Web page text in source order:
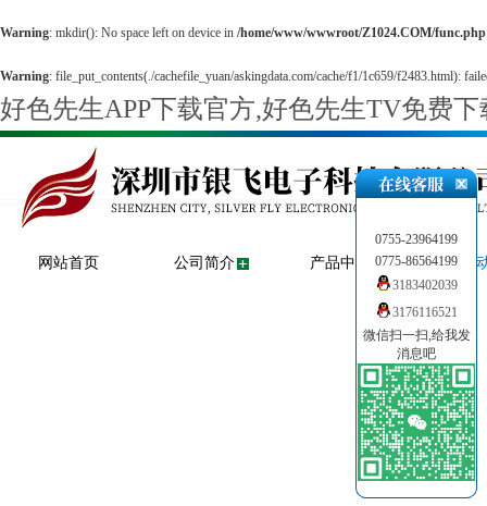
Warning: mkdir(): No space left on device in /home/www/wwwroot/Z1024.COM/func.php
Warning: file_put_contents(./cachefile_yuan/askingdata.com/cache/f1/1c659/f2483.html):
好色先生APP下载官方,好色先生TV免费
网站首页 公司简介 产品中心 新闻
0755-23964199
0775-86564199
3183402039
3176116521
微信扫一扫,给我发
消息吧